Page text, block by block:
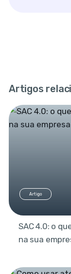
Artigos
Artigo
SAC 4.0: o
na sua